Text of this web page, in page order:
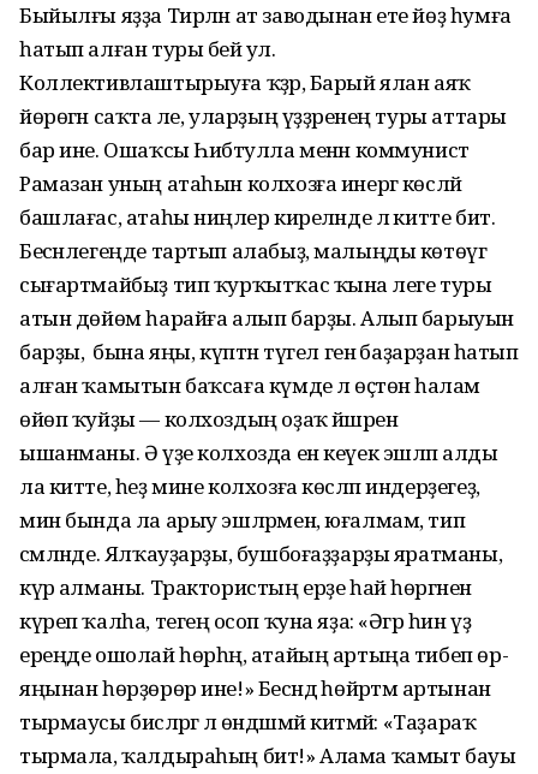
Быйылғы яҙҙа Тирлән ат заводынан ете йөҙ һумға
һатып алған туры бейә ул.
Коллективлаштырыуға ҡәҙәр, Барый ялан аяҡ
йөрөгән саҡта әле, уларҙың үҙҙәренең туры аттары
бар ине. Ошаҡсы Һибәтулла менән коммунист
Рамазан уның атаһын колхозға инергә көсләй
башлағас, атаһы ниңәлер киреләнде лә китте бит.
Бесәнлегеңде тартып алабыҙ, малыңды көтөүгә
сығартмайбыҙ тип ҡурҡытҡас ҡына әлеге туры
атын дөйөм һарайға алып барҙы. Алып барыуын
барҙы, ә бына яңы, күптән түгел генә баҙарҙан һатып
алған ҡамытын баҡсаға күмде лә өҫтөнә һалам
өйөп ҡуйҙы — колхоздың оҙаҡ йәшәренә
ышанманы. Ә үҙе колхозда ен кеүек эшләп алды
ла китте, һеҙ мине колхозға көсләп индерҙегеҙ,
мин бында ла арыу эшләрмен, юғалмам, тип
сәмләнде. Ялҡауҙарҙы, бушбоғаҙҙарҙы яратманы,
күрә алманы. Трактористың ерҙе һай һөргәнен
күреп ҡалһа, тегеңә осоп ҡуна яҙа: «Әгәр һин үҙ
ереңде ошолай һөрһәң, атайың артыңа тибеп өр-
яңынан һөрҙөрөр ине!» Бесәндә һөйрәтмә артынан
тырмаусы бисәләргә лә өндәшмәй китмәй: «Таҙараҡ
тырмала, ҡалдыраһың бит!» Алама ҡамыт бауы